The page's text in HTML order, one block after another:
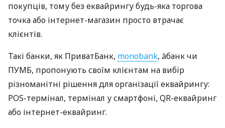
покупців, тому без еквайрингу будь-яка торгова
точка або інтернет-магазин просто втрачає
клієнтів.
Такі банки, як ПриватБанк, monobank, àбанк чи
ПУМБ, пропонують своїм клієнтам на вибір
різноманітні рішення для організації еквайрингу:
POS-термінал, термінал у смартфоні, QR-еквайринг
або інтернет-еквайринг.